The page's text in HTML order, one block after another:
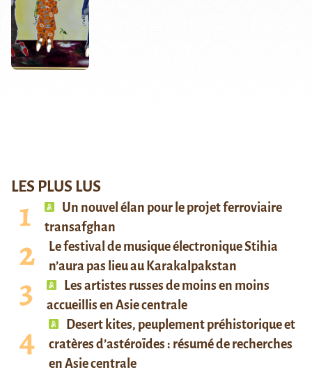
LES PLUS LUS
Un nouvel élan pour le projet ferroviaire
transafghan
Le festival de musique électronique Stihia
n’aura pas lieu au Karakalpakstan
Les artistes russes de moins en moins
accueillis en Asie centrale
Desert kites, peuplement préhistorique et
cratères d’astéroïdes : résumé de recherches
en Asie centrale